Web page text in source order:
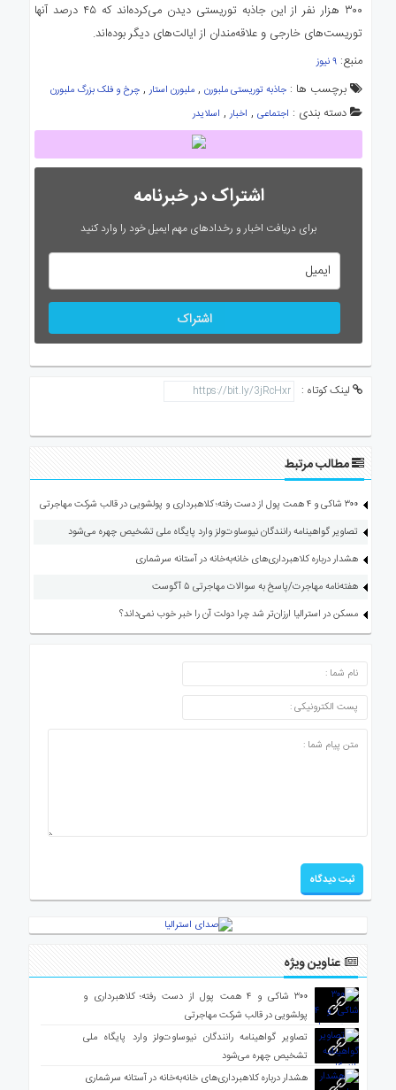
۳۰۰ هزار نفر از این جاذبه توریستی دیدن می‌کرده‌اند که ۴۵ درصد آنها
توریست‌های خارجی و علاقه‌مندان از ایالت‌های دیگر بوده‌اند.
منبع: ۹ نیوز
برچسب ها : جاذبه توریستی ملبورن, ملبورن استار, چرخ و فلک بزرگ ملبورن
دسته بندی : اجتماعی, اخبار, اسلایدر
اشتراک در خبرنامه
برای دریافت اخبار و رخدادهای مهم ایمیل خود را وارد کنید
اشتراک
لینک کوتاه :
مطالب مرتبط
۳۰۰ شاکی و ۴ همت پول از دست رفته؛ کلاهبرداری و پولشویی در قالب شرکت مهاجرتی
تصاویر گواهینامه رانندگان نیوساوت‌ولز وارد پایگاه ملی تشخیص چهره می‌شود
هشدار درباره کلاهبرداری‌های خانه‌به‌خانه در آستانه سرشماری
هفته‌نامه مهاجرت/پاسخ به سوالات مهاجرتی ۵ آگوست
مسکن در استرالیا ارزان‌تر شد چرا دولت آن را خبر خوب نمی‌داند؟
ارسال دیدگاه
عناوین ویژه
۳۰۰ شاکی و ۴ همت پول از دست رفته؛ کلاهبرداری و
پولشویی در قالب شرکت مهاجرتی
تصاویر گواهینامه رانندگان نیوساوت‌ولز وارد پایگاه ملی
تشخیص چهره می‌شود
هشدار درباره کلاهبرداری‌های خانه‌به‌خانه در آستانه سرشماری